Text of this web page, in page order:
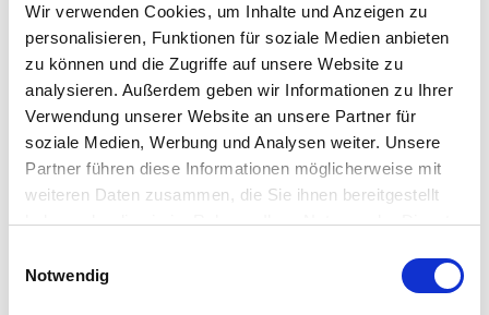
Wir verwenden Cookies, um Inhalte und Anzeigen zu
personalisieren, Funktionen für soziale Medien anbieten
zu können und die Zugriffe auf unsere Website zu
analysieren. Außerdem geben wir Informationen zu Ihrer
Verwendung unserer Website an unsere Partner für
soziale Medien, Werbung und Analysen weiter. Unsere
Partner führen diese Informationen möglicherweise mit
weiteren Daten zusammen, die Sie ihnen bereitgestellt
haben oder die sie im Rahmen Ihrer Nutzung der Dienste
Notwendig
Deploy to your private or public cloud of
choice, including
Amazon Web Services, Google Cloud
Platform, IBM Cloud, Microsoft Azure,
and
manage it all from a single dashboard.